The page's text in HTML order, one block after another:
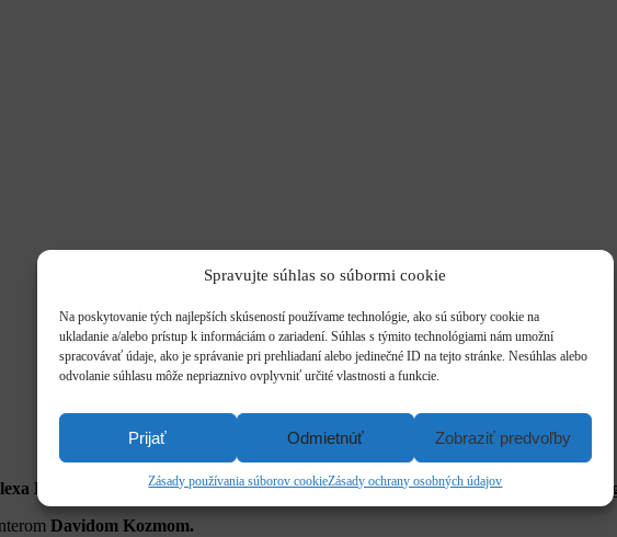
Spravujte súhlas so súbormi cookie
Na poskytovanie tých najlepších skúseností používame technológie, ako sú súbory cookie na
ukladanie a/alebo prístup k informáciám o zariadení. Súhlas s týmito technológiami nám umožní
spracovávať údaje, ako je správanie pri prehliadaní alebo jedinečné ID na tejto stránke. Nesúhlas alebo
odvolanie súhlasu môže nepriaznivo ovplyvniť určité vlastnosti a funkcie.
Prijať Odmietnúť Zobraziť predvoľby
Zásady používania súborov cookieZásady ochrany osobných údajov
Lohoré, čaká už o niekoľko týždňov semifinále pyramídy Tipsport
Davidom Kozmom.